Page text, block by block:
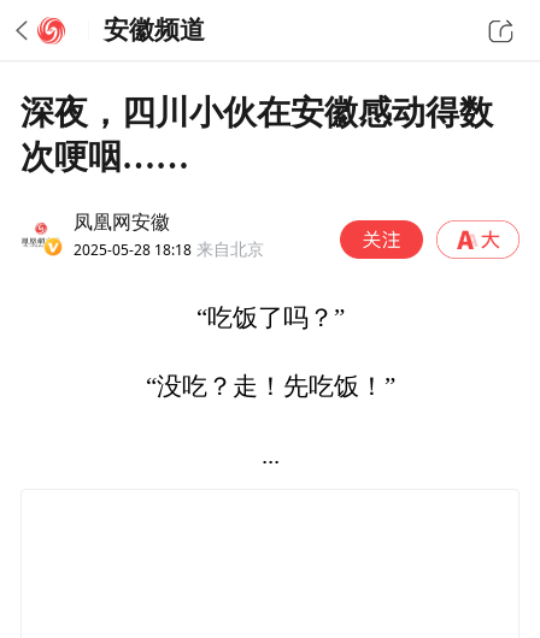
安徽频道
深夜，四川小伙在安徽感动得数
次哽咽……
凤凰网安徽
2025-05-28 18:18 来自北京
“吃饭了吗？”
“没吃？走！先吃饭！”
...